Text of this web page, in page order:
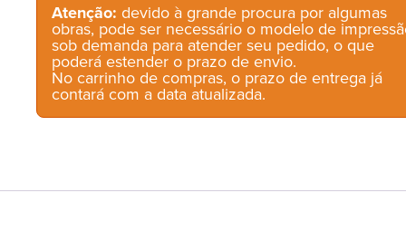
Atenção: devido à grande procura por algumas
obras, pode ser necessário o modelo de
sob demanda para atender seu pedido, o que
poderá estender o prazo de envio.
No carrinho de compras, o prazo de entrega já
contará com a data atualizada.